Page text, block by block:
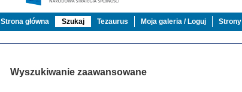
Strona główna Szukaj Tezaurus Moja galeria / Loguj Strony
Wyszukiwanie zaawansowane